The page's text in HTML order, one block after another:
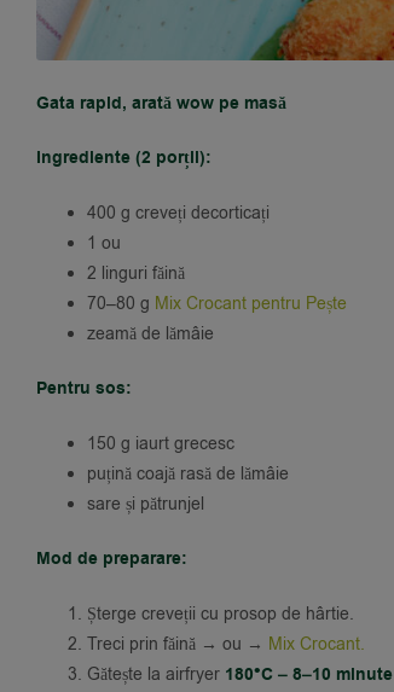
Gata rapid, arată wow pe masă
Ingrediente (2 porții):
400 g creveți decorticați
1 ou
2 linguri făină
70–80 g Mix Crocant pentru Pește
zeamă de lămâie
Pentru sos:
150 g iaurt grecesc
puțină coajă rasă de lămâie
sare și pătrunjel
Mod de preparare:
Șterge creveții cu prosop de hârtie.
Treci prin făină → ou → Mix Crocant.
Gătește la airfryer 180°C – 8–10 minute